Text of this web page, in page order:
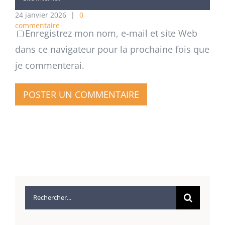
24 janvier 2026 |
0
commentaire
Enregistrez mon nom, e-mail et site Web
dans ce navigateur pour la prochaine fois que
je commenterai.
Rechercher: